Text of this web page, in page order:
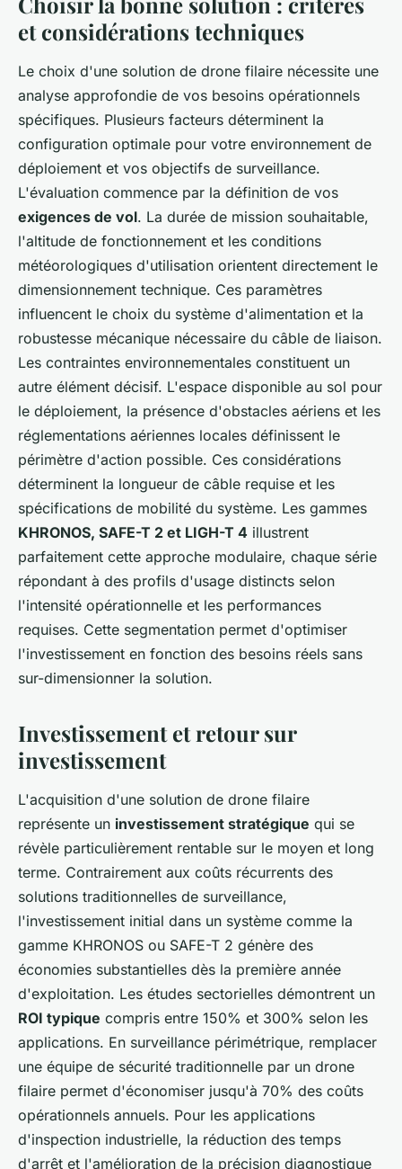
et considérations techniques
Le choix d'une solution de drone filaire nécessite une
analyse approfondie de vos besoins opérationnels
spécifiques. Plusieurs facteurs déterminent la
configuration optimale pour votre environnement de
déploiement et vos objectifs de surveillance.
L'évaluation commence par la définition de vos
exigences de vol. La durée de mission souhaitable,
l'altitude de fonctionnement et les conditions
météorologiques d'utilisation orientent directement le
dimensionnement technique. Ces paramètres
influencent le choix du système d'alimentation et la
robustesse mécanique nécessaire du câble de liaison.
Les contraintes environnementales constituent un
autre élément décisif. L'espace disponible au sol pour
le déploiement, la présence d'obstacles aériens et les
réglementations aériennes locales définissent le
périmètre d'action possible. Ces considérations
déterminent la longueur de câble requise et les
spécifications de mobilité du système. Les gammes
KHRONOS, SAFE-T 2 et LIGH-T 4 illustrent
parfaitement cette approche modulaire, chaque série
répondant à des profils d'usage distincts selon
l'intensité opérationnelle et les performances
requises. Cette segmentation permet d'optimiser
l'investissement en fonction des besoins réels sans
sur-dimensionner la solution.
Investissement et retour sur
investissement
L'acquisition d'une solution de drone filaire
représente un investissement stratégique qui se
révèle particulièrement rentable sur le moyen et long
terme. Contrairement aux coûts récurrents des
solutions traditionnelles de surveillance,
l'investissement initial dans un système comme la
gamme KHRONOS ou SAFE-T 2 génère des
économies substantielles dès la première année
d'exploitation. Les études sectorielles démontrent un
ROI typique compris entre 150% et 300% selon les
applications. En surveillance périmétrique, remplacer
une équipe de sécurité traditionnelle par un drone
filaire permet d'économiser jusqu'à 70% des coûts
opérationnels annuels. Pour les applications
d'inspection industrielle, la réduction des temps
d'arrêt et l'amélioration de la précision diagnostique